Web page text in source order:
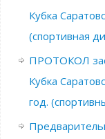
Кубка
(спортивная
ПРОТОКОЛ
Кубка
год.